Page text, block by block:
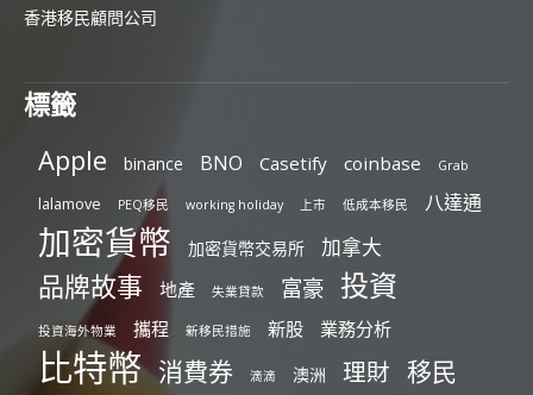
香港移民顧問公司
標籤
Apple binance BNO Casetify coinbase Grab
lalamove PEQ移民 working holiday 上市 低成本移民 八達通
加密貨幣 加密貨幣交易所 加拿大
品牌故事 地產 失業貸款 富豪 投資
投資海外物業 攜程 新移民措施 新股 業務分析
比特幣 消費券 滴滴 澳洲 理財 移民